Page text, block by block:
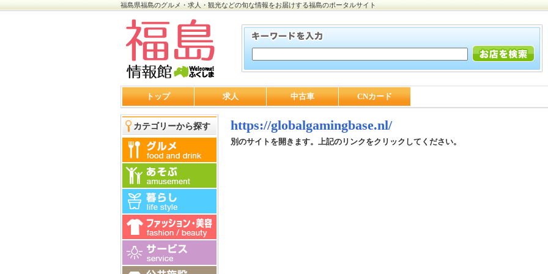
福島県福島のグルメ・求人・観光などの旬な情報をお届けする福島のポータルサイト
トップ 求人 中古車 CNカード
カテゴリーから探す https://globalgamingbase.nl/
別のサイトを開きます。上記のリンクをクリックしてください。